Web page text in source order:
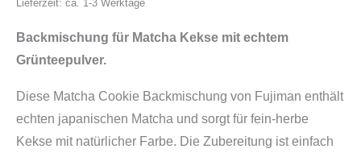
Lieferzeit: ca. 1-3 Werktage
Backmischung für Matcha Kekse mit echtem
Grünteepulver.
Diese Matcha Cookie Backmischung von Fujiman enthält
echten japanischen Matcha und sorgt für fein-herbe
Kekse mit natürlicher Farbe. Die Zubereitung ist einfach